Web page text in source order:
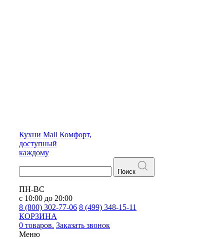
Кухни Mall Комфорт,
доступный
каждому
Поиск
ПН-ВС
с 10:00 до 20:00
8 (800) 302-77-06 8 (499) 348-15-11
КОРЗИНА
0 товаров. Заказать звонок
Меню